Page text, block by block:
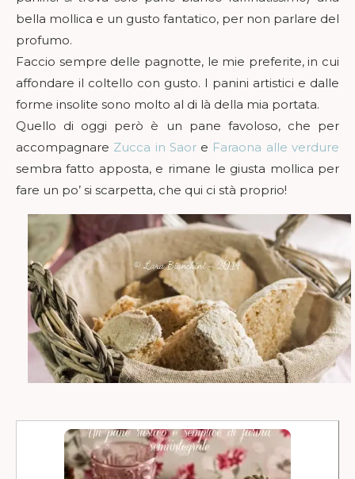
bella mollica e un gusto fantatico, per non parlare del
profumo.
Faccio sempre delle pagnotte, le mie preferite, in cui
affondare il coltello con gusto. I panini artistici e dalle
forme insolite sono molto al di là della mia portata.
Quello di oggi però è un pane favoloso, che per
accompagnare Zucca in Saore Faraona alle verdure
sembra fatto apposta, e rimane le giusta mollica per
fare un po’ si scarpetta, che qui ci stà proprio!